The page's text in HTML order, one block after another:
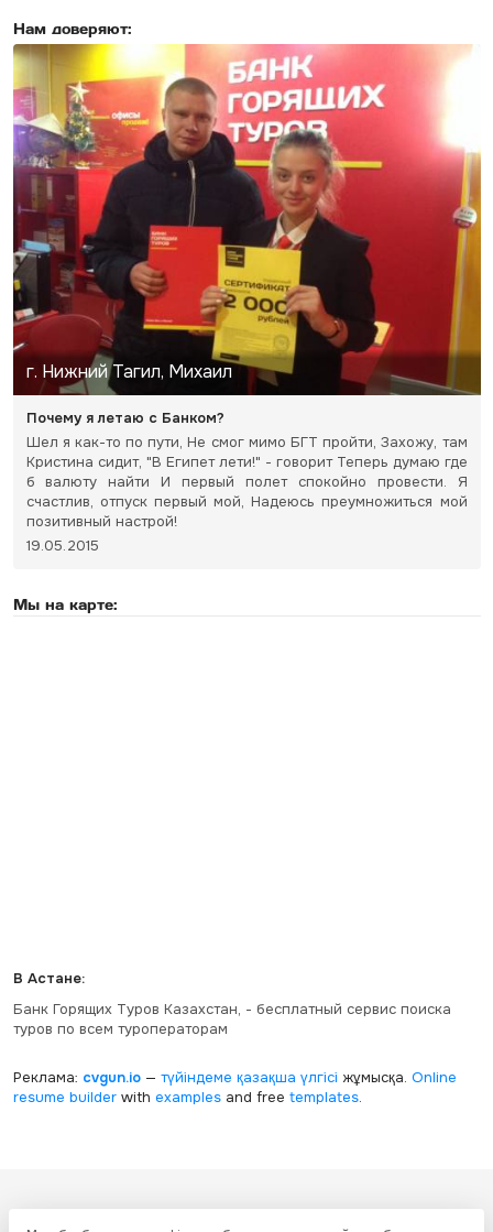
Нам доверяют:
г. Нижний Тагил, Михаил
Почему я летаю с Банком?
Шел я как-то по пути, Не смог мимо БГТ пройти, Захожу, там
Кристина сидит, "В Египет лети!" - говорит Теперь думаю где
б валюту найти И первый полет спокойно провести. Я
счастлив, отпуск первый мой, Надеюсь преумножиться мой
позитивный настрой!
19.05.2015
Мы на карте:
В Астане:
Банк Горящих Туров Казахстан, - бесплатный сервис поиска
туров по всем туроператорам
Реклама: cvgun.io— түйіндеме қазақша үлгісі жұмысқа. Online
resume builderwith examplesand free templates.